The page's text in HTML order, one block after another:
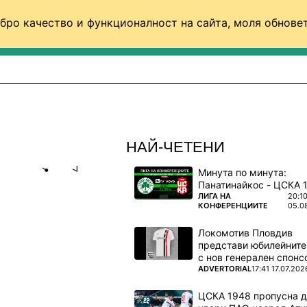
качество и функционалност на сайта, моля
НАЙ-ЧЕТЕНИ
Минута по минута:
ПОВЕЧЕ ОТ
ЛИГА НА
КОНФЕРЕНЦИИТЕ
20:10
Локомотив Пловдив
представи
с нов генерален
ПОВЕЧЕ ОТ
ADVERTORIAL17:41
ЦСКА 1948 пропусна